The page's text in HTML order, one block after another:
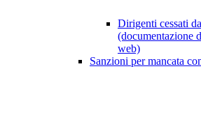
Dirigenti cessati
(documentazione
web)
Sanzioni per mancata